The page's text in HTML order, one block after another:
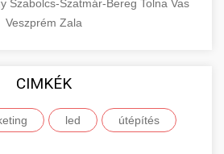
Szabolcs-Szatmár-Bereg Tolna Vas
Veszprém Zala
CIMKÉK
led útépítés